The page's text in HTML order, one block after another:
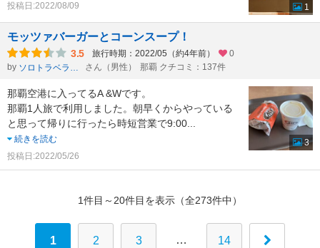
投稿日:2022/08/09
1
モッツァバーガーとコーンスープ！
3.5 旅行時期：2022/05（約4年前）
0
by
ソロトラベラーたけし さん（男性） 那覇 クチコミ：137件
那覇空港に入ってるA &Wです。
那覇1人旅で利用しました。朝早くからやっている
と思って帰りに行ったら時短営業で9:00
続きを読む
投稿日:2022/05/26
3
1件目～20件目を表示（全273件中）
1 2 3 … 14